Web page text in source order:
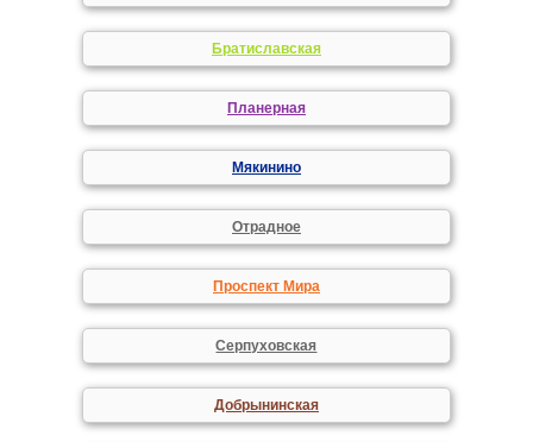
Братиславская
Планерная
Мякинино
Отрадное
Проспект Мира
Серпуховская
Добрынинская